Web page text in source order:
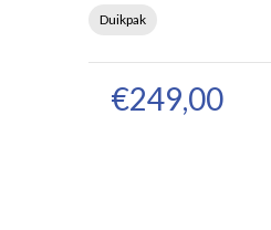
Duikpak
€249,00